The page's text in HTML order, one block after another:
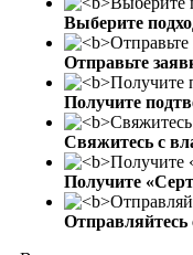
Выберите
Отправьте
Получите
Свяжитесь с
Получите
Отправляйтесь